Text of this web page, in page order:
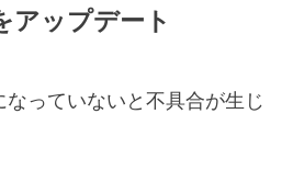
アップデート
っていないと不具合が生じ